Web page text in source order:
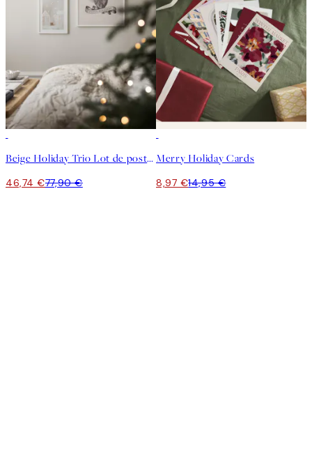
Beige Holiday Trio Lot de posters
46,74 €77,90 €
Merry Holiday Cards
8,97 €14,95 €